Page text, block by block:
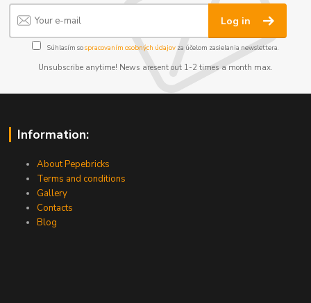
Log in
Súhlasím sospracovaním osobných údajov za účelom zasielania newslettera.
Unsubscribe anytime! News aresent out 1-2 times a month max.
Information:
About Pepebricks
Terms and conditions
Gallery
Contacts
Blog